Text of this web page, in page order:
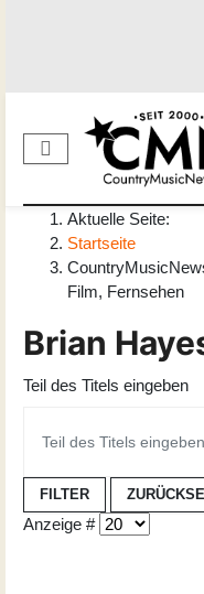
Aktuelle Seite:
Startseite
Film, Fernsehen
Brian
Teil des Titels eingeben
FILTER
Anzeige #